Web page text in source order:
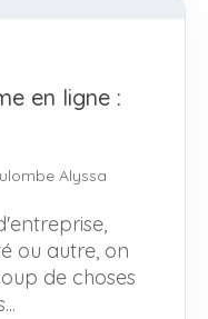
en ligne :
Alyssa
ou autre, on
de choses